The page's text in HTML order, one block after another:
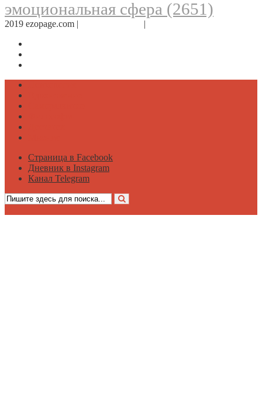
эмоциональная сфера (2651)
2019 ezopage.com | |
Страница в Facebook
Дневник в Instagram
Канал Telegram